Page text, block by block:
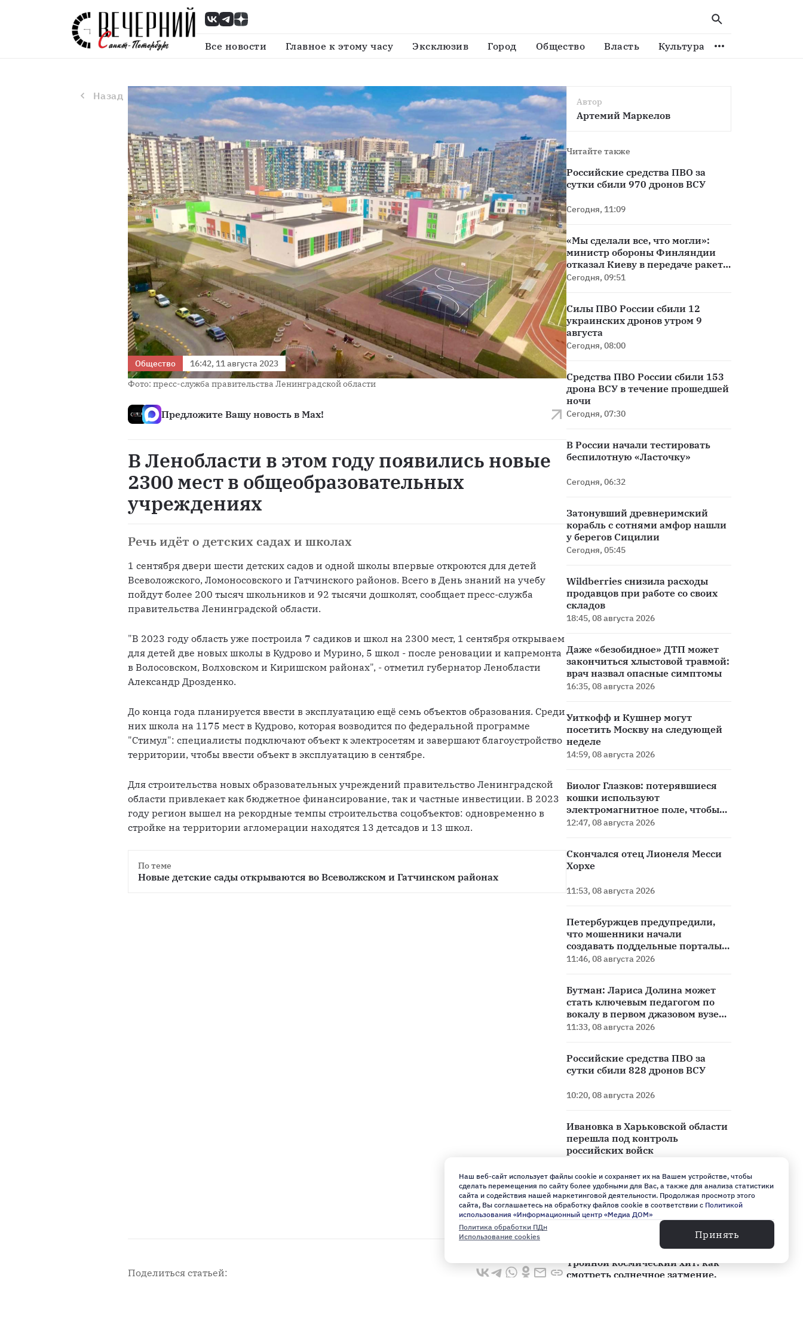
Все новости Главное к этому часу Эксклюзив Город Общество Власть Культура Спорт
Назад В Ленобласти в этом году появились новые 2300 мест в общеобразовательных учреждениях
Назад
Общество
16:42, 11 августа 2023
Фото: пресс-служба правительства Ленинградской области
Предложите Вашу новость в Max!
В Ленобласти в этом году появились новые
2300 мест в общеобразовательных
учреждениях
Речь идёт о детских садах и школах
1 сентября двери шести детских садов и одной школы впервые откроются для детей
Всеволожского, Ломоносовского и Гатчинского районов. Всего в День знаний на учебу
пойдут более 200 тысяч школьников и 92 тысячи дошколят, сообщает пресс-служба
правительства Ленинградской области.
"В 2023 году область уже построила 7 садиков и школ на 2300 мест, 1 сентября открываем
для детей две новых школы в Кудрово и Мурино, 5 школ - после реновации и капремонта
в Волосовском, Волховском и Киришском районах", - отметил губернатор Ленобласти
Александр Дрозденко.
До конца года планируется ввести в эксплуатацию ещё семь объектов образования. Среди
них школа на 1175 мест в Кудрово, которая возводится по федеральной программе
"Стимул": специалисты подключают объект к электросетям и завершают благоустройство
территории, чтобы ввести объект в эксплуатацию в сентябре.
Для строительства новых образовательных учреждений правительство Ленинградской
области привлекает как бюджетное финансирование, так и частные инвестиции. В 2023
году регион вышел на рекордные темпы строительства соцобъектов: одновременно в
стройке на территории агломерации находятся 13 детсадов и 13 школ.
По теме
Новые детские сады открываются во Всеволжском и Гатчинском районах
Поделиться статьей:
Автор
Артемий Маркелов
Читайте также
Российские средства ПВО за
сутки сбили 970 дронов ВСУ
Сегодня, 11:09
«Мы сделали все, что могли»:
министр обороны Финляндии
отказал Киеву в передаче ракет
ПВО
Сегодня, 09:51
Силы ПВО России сбили 12
украинских дронов утром 9
августа
Сегодня, 08:00
Средства ПВО России сбили 153
дрона ВСУ в течение прошедшей
ночи
Сегодня, 07:30
В России начали тестировать
беспилотную «Ласточку»
Сегодня, 06:32
Затонувший древнеримский
корабль с сотнями амфор нашли
у берегов Сицилии
Сегодня, 05:45
Wildberries снизила расходы
продавцов при работе со своих
складов
18:45, 08 августа 2026
Даже «безобидное» ДТП может
закончиться хлыстовой травмой:
врач назвал опасные симптомы
16:35, 08 августа 2026
Уиткофф и Кушнер могут
посетить Москву на следующей
неделе
14:59, 08 августа 2026
Биолог Глазков: потерявшиеся
кошки используют
электромагнитное поле, чтобы
вернуться домой
12:47, 08 августа 2026
Скончался отец Лионеля Месси
Хорхе
11:53, 08 августа 2026
Петербуржцев предупредили,
что мошенники начали
создавать поддельные порталы
госуслуг
11:46, 08 августа 2026
Бутман: Лариса Долина может
стать ключевым педагогом по
вокалу в первом джазовом вузе
РФ
11:33, 08 августа 2026
Российские средства ПВО за
сутки сбили 828 дронов ВСУ
10:20, 08 августа 2026
Ивановка в Харьковской области
перешла под контроль
российских войск
Ученые сообщили о ряде
опасных природных явлений в
Баренцевом море
Тройной космический хит: как
смотреть солнечное затмение,
Наш веб-сайт использует файлы cookie и сохраняет их на Вашем устройстве, чтобы
сделать перемещения по сайту более удобными для Вас, а также для анализа статистики
сайта и содействия нашей маркетинговой деятельности. Продолжая просмотр этого
сайта, Вы соглашаетесь на обработку файлов cookie в соответствии с Политикой
использования «Информационный центр «Медиа ДОМ»
Политика обработки ПДн
Использование cookies
Принять